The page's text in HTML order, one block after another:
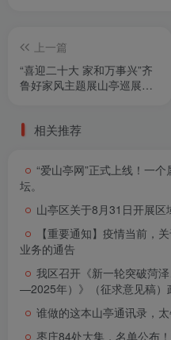
上一篇
“喜迎二十大 家和万事兴”齐
鲁好家风主题展山亭巡展圆
相关推荐
“爱山亭网”正式上线！一
坛。
山亭区关于8月31日开展区
【重要通知】疫情当前，
业务的通告
我区召开《新一轮突破菏
—2025年）》（征求意见稿）
谁做的这本山亭通讯录，
枣庄84处大集，名单公布